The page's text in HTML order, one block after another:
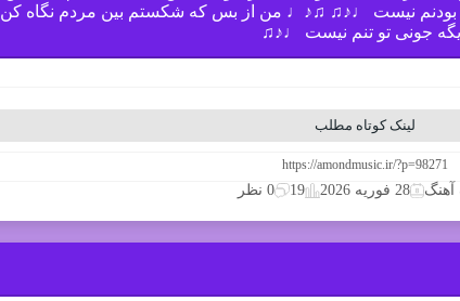
بودنم نیست ♩♪♫ ♫♪♩ من از بس كه شكستم بین مردم نگاه كن
جونى تو تنم نیست ♩♪♫
لینک کوتاه مطلب
28 فوریه 2026 19 0 نظر